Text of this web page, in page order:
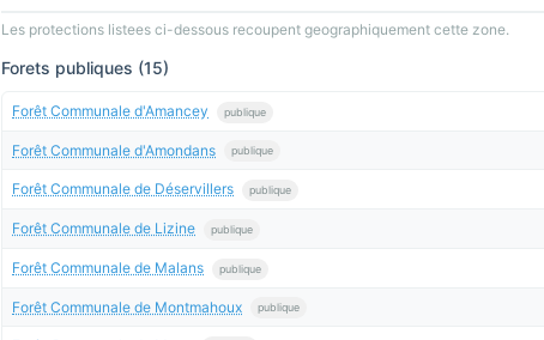
Les protections listees ci-dessous recoupent geographiquement cette zone.
Forets publiques (15)
Forêt Communale d'Amancey publique
Forêt Communale d'Amondans publique
Forêt Communale de Déservillers publique
Forêt Communale de Lizine publique
Forêt Communale de Malans publique
Forêt Communale de Montmahoux publique